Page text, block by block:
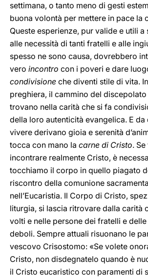
settimana, o tanto meno di gesti
buona volontà per mettere in pace la
Queste esperienze, pur valide e utili
alle necessità di tanti fratelli e alle
spesso ne sono causa, dovrebbero
vero incontro con i poveri e dare
condivisione che diventi stile di vita.
preghiera, il cammino del
trovano nella carità che si fa
della loro autenticità evangelica. E
vivere derivano gioia e serenità
tocca con mano la carne di Cristo.
incontrare realmente Cristo, è
tocchiamo il corpo in quello piagato
riscontro della comunione
nell’Eucaristia. Il Corpo di Cristo,
liturgia, si lascia ritrovare dalla carità
volti e nelle persone dei fratelli e
deboli. Sempre attuali risuonano le
vescovo Crisostomo: «Se volete
Cristo, non disdegnatelo quando è
il Cristo eucaristico con paramenti di